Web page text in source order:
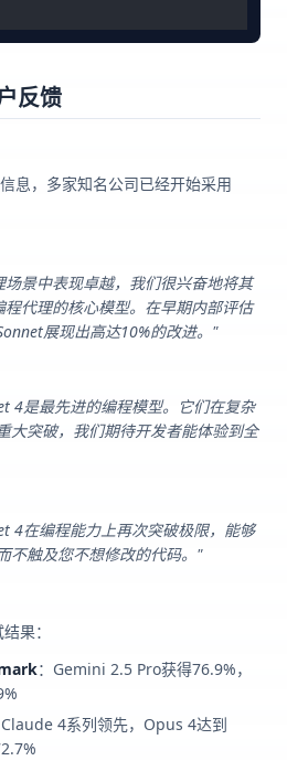
反馈
息，多家知名公司已经开始采用
场景中表现卓越，我们很兴奋地将其
代理的核心模型。在早期内部评估
展现出高达10%的改进。"
4是最先进的编程模型。它们在复杂
大突破，我们期待开发者能体验到全
4在编程能力上再次突破极限，能够
不触及您不想修改的代码。"
果：
：Gemini 2.5 Pro获得76.9%，
Claude 4系列领先，Opus 4达到